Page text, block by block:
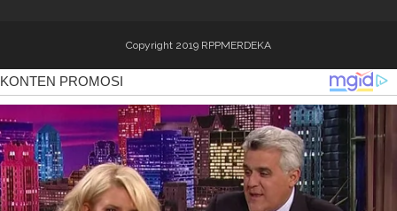
Copyright 2019 RPPMERDEKA